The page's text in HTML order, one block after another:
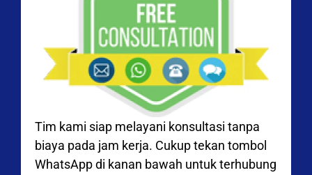
Tim kami siap melayani konsultasi tanpa
biaya pada jam kerja. Cukup tekan tombol
WhatsApp di kanan bawah untuk terhubung